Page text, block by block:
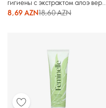
гигиены с экстрактом алоэ вера
Feminelle
8,69 AZN18,60 AZN